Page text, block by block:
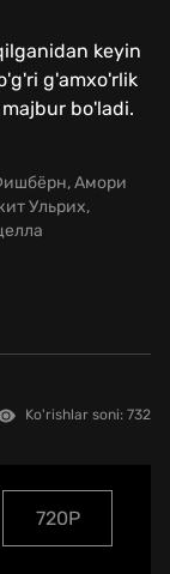
keyin
g'amxo'rlik
bo'ladi.
Амори
Ульрих,
Ko'rishlar soni: 732
720P